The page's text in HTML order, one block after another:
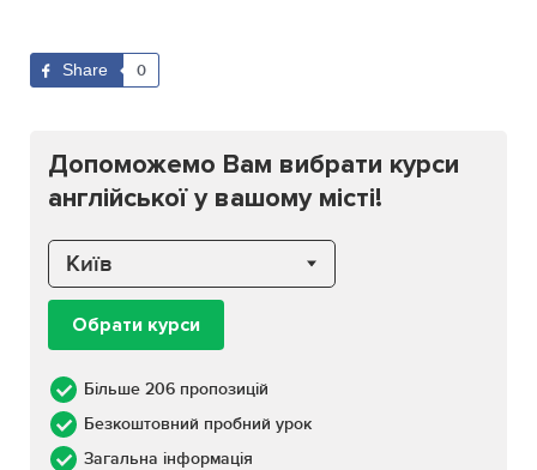
Share 0
Допоможемо Вам вибрати курси
англійської у вашому місті!
Київ
Обрати курси
Більше 206 пропозицій
Безкоштовний пробний урок
Загальна інформація